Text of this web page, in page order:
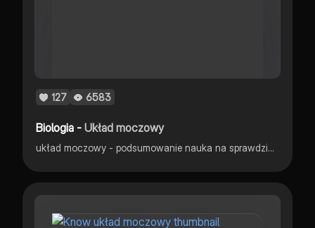
127 6583
Biologia -Układ moczowy
układ moczowy - podsumowanie nauka na sprawdzian